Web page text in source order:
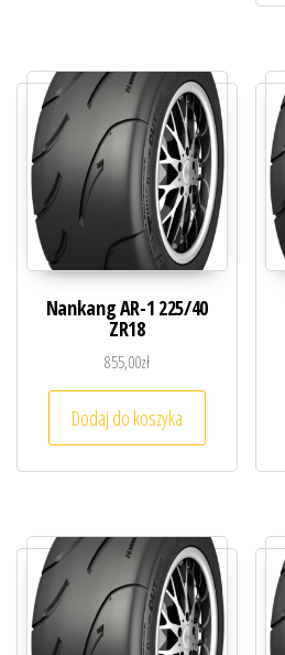
Nankang AR-1 225/40
ZR18
855,00zł
Dodaj do koszyka